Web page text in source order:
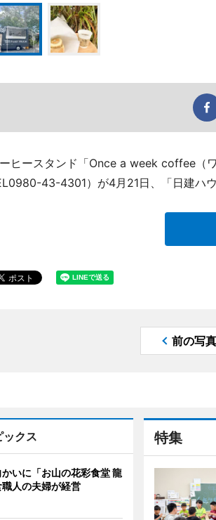
ヒースタンド「Once a week coffee（
43-4301）が4月21日、「日建ハ
前の写真
特集
ックス
いに「お山の花彩食堂 龍
人の夫婦が経営